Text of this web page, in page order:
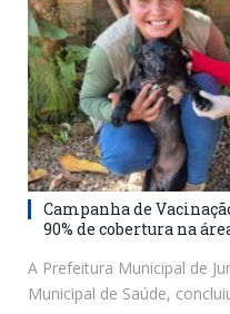
Campanha de
90% de cobertura na
A Prefeitura Municipal de
Municipal de Saúde,